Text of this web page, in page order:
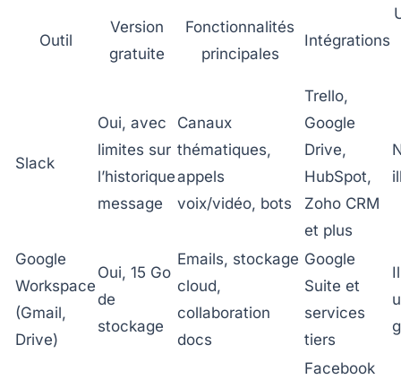
Outil
Version
gratuite
Fonctionnalités
principales
Intégrations
Slack
Oui, avec
limites sur
l’historique
message
Canaux
thématiques,
appels
voix/vidéo, bots
Trello,
Google
Drive,
HubSpot,
Zoho CRM
et plus
Google
Workspace
(Gmail,
Drive)
Oui, 15 Go
de
stockage
Emails, stockage
cloud,
collaboration
docs
Google
Suite et
services
tiers
Facebook